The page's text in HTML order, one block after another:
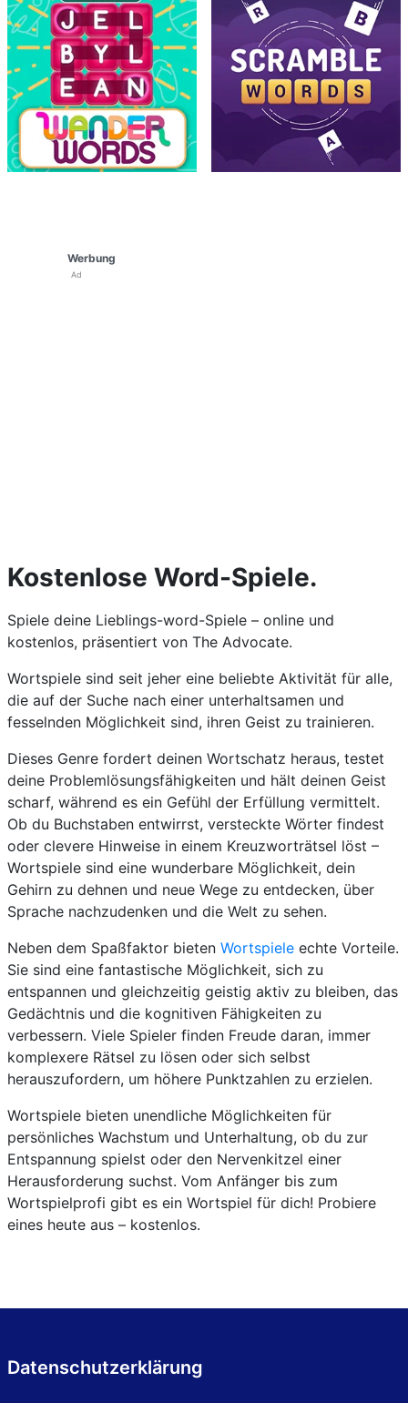
Werbung
Ad
Kostenlose Word-Spiele.
Spiele deine Lieblings-word-Spiele – online und
kostenlos, präsentiert von The Advocate.
Wortspiele sind seit jeher eine beliebte Aktivität für alle,
die auf der Suche nach einer unterhaltsamen und
fesselnden Möglichkeit sind, ihren Geist zu trainieren.
Dieses Genre fordert deinen Wortschatz heraus, testet
deine Problemlösungsfähigkeiten und hält deinen Geist
scharf, während es ein Gefühl der Erfüllung vermittelt.
Ob du Buchstaben entwirrst, versteckte Wörter findest
oder clevere Hinweise in einem Kreuzworträtsel löst –
Wortspiele sind eine wunderbare Möglichkeit, dein
Gehirn zu dehnen und neue Wege zu entdecken, über
Sprache nachzudenken und die Welt zu sehen.
Neben dem Spaßfaktor bieten Wortspiele echte Vorteile.
Sie sind eine fantastische Möglichkeit, sich zu
entspannen und gleichzeitig geistig aktiv zu bleiben, das
Gedächtnis und die kognitiven Fähigkeiten zu
verbessern. Viele Spieler finden Freude daran, immer
komplexere Rätsel zu lösen oder sich selbst
herauszufordern, um höhere Punktzahlen zu erzielen.
Wortspiele bieten unendliche Möglichkeiten für
persönliches Wachstum und Unterhaltung, ob du zur
Entspannung spielst oder den Nervenkitzel einer
Herausforderung suchst. Vom Anfänger bis zum
Wortspielprofi gibt es ein Wortspiel für dich! Probiere
eines heute aus – kostenlos.
Datenschutzerklärung